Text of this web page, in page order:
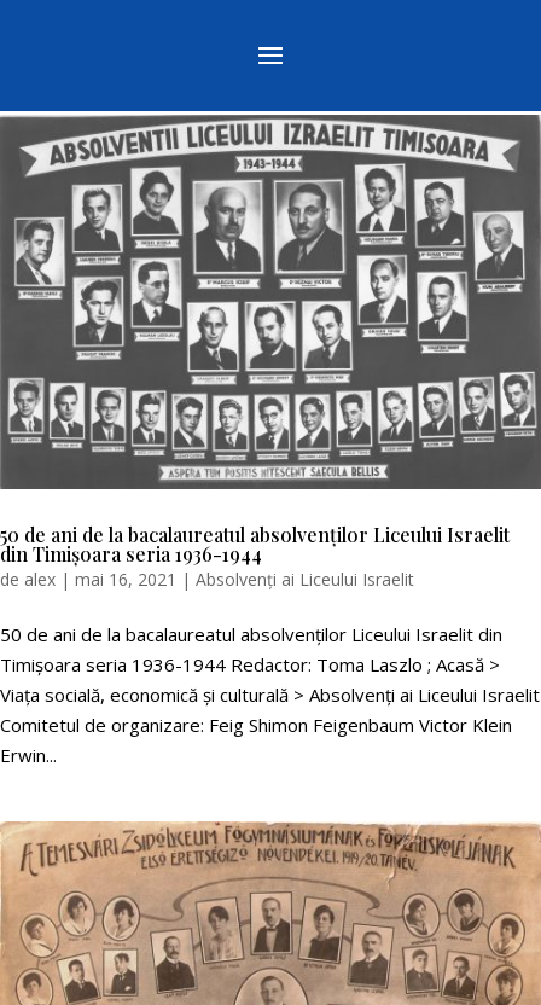
50 de ani de la bacalaureatul absolvenţilor Liceului Israelit
din Timişoara seria 1936-1944
de alex | mai 16, 2021 | Absolvenți ai Liceului Israelit
50 de ani de la bacalaureatul absolvenţilor Liceului Israelit din
Timişoara seria 1936-1944 Redactor: Toma Laszlo ; Acasă >
Viața socială, economică și culturală > Absolvenți ai Liceului Israelit
Comitetul de organizare: Feig Shimon Feigenbaum Victor Klein
Erwin...